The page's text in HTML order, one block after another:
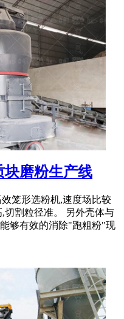
块磨粉生产线
笼形选粉机,速度场比较
切割粒径准。 另外壳体与
够有效的消除"跑粗粉"现